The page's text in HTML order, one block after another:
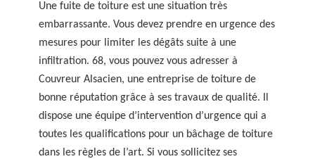
Une fuite de toiture est une situation très
embarrassante. Vous devez prendre en urgence des
mesures pour limiter les dégâts suite à une
infiltration. 68, vous pouvez vous adresser à
Couvreur Alsacien, une entreprise de toiture de
bonne réputation grâce à ses travaux de qualité. Il
dispose une équipe d’intervention d’urgence qui a
toutes les qualifications pour un bâchage de toiture
dans les règles de l’art. Si vous sollicitez ses